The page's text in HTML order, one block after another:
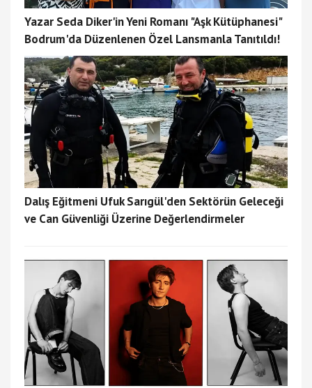
Yazar Seda Diker'in Yeni Romanı "Aşk Kütüphanesi"
Bodrum'da Düzenlenen Özel Lansmanla Tanıtıldı!
Dalış Eğitmeni Ufuk Sarıgül'den Sektörün Geleceği
ve Can Güvenliği Üzerine Değerlendirmeler